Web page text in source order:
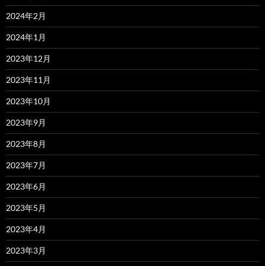
2024年2月
2024年1月
2023年12月
2023年11月
2023年10月
2023年9月
2023年8月
2023年7月
2023年6月
2023年5月
2023年4月
2023年3月